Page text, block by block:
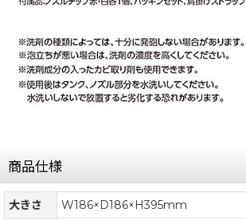
商品仕様
大きさ
W186×D186×H395mm